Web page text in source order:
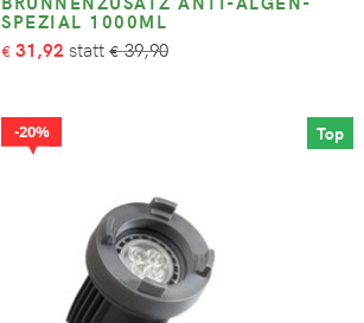
SPEZIAL 1000ML
€ 31,92 €39,90
Top
20%